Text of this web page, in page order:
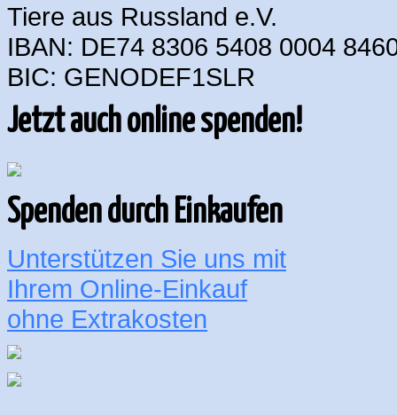
Tiere aus Russland e.V.
IBAN: DE74 8306 5408 0004
BIC: GENODEF1SLR
Jetzt auch online spenden!
Spenden durch Einkaufen
Unterstützen Sie uns mit
Ihrem Online-Einkauf
ohne Extrakosten